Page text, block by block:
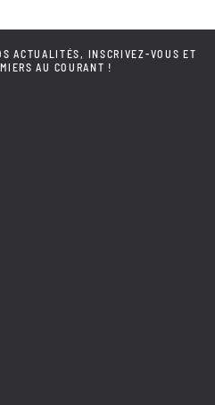
ACTUALITÉS, INSCRIVEZ-VOUS ET
AU COURANT !